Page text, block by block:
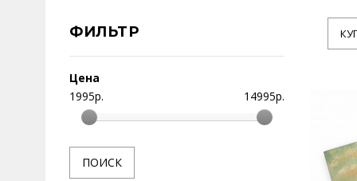
ФИЛЬТР
Цена
1995р. 14995р.
ПОИСК